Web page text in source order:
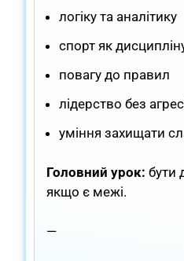
логіку та аналітику
спорт як
повагу до правил
лідерство без
уміння захищати
Головний урок: бути
якщо є межі.
—